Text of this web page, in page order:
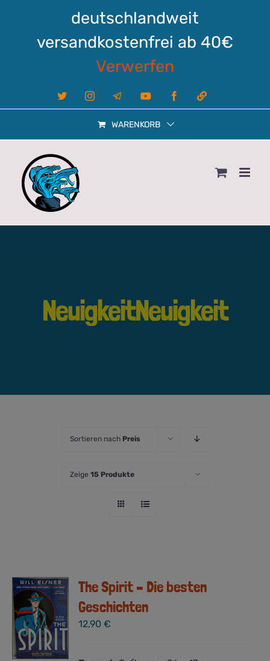
deutschlandweit
versandkostenfrei ab 40€
Verwerfen
X InstagramTelegram YouTube FacebookLinktree
WARENKORB
NeuigkeitNeuigkeit
Sortieren nach Preis
Zeige 15 Produkte
The Spirit – Die besten
Geschichten
12,90€